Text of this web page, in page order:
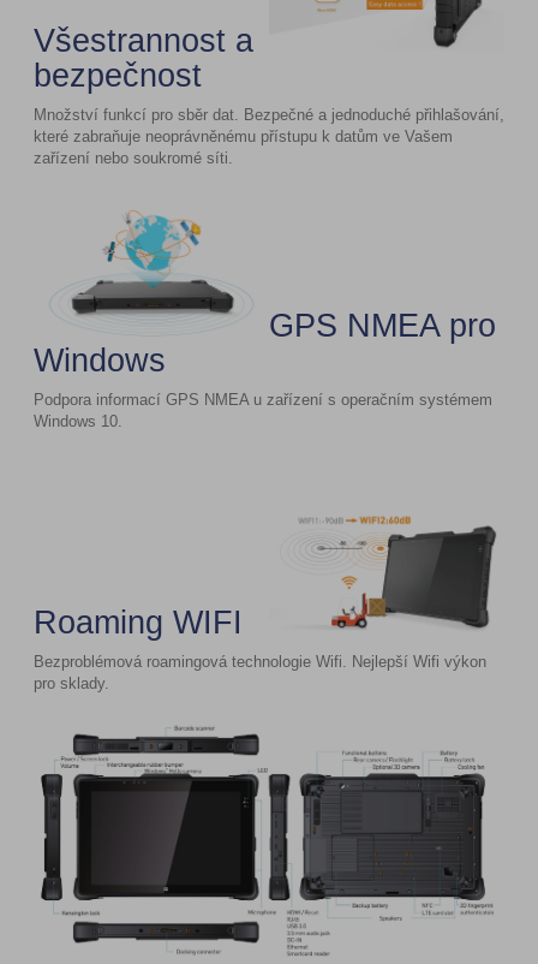
Všestrannost a
bezpečnost
Množství funkcí pro sběr dat. Bezpečné a jednoduché přihlašování,
které zabraňuje neoprávněnému přístupu k datům ve Vašem
zařízení nebo soukromé síti.
GPS NMEA pro
Windows
Podpora informací GPS NMEA u zařízení s operačním systémem
Windows 10.
Roaming WIFI
Bezproblémová roamingová technologie Wifi. Nejlepší Wifi výkon
pro sklady.